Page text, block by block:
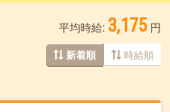
平均時給: 3,175 円
新着順 時給順